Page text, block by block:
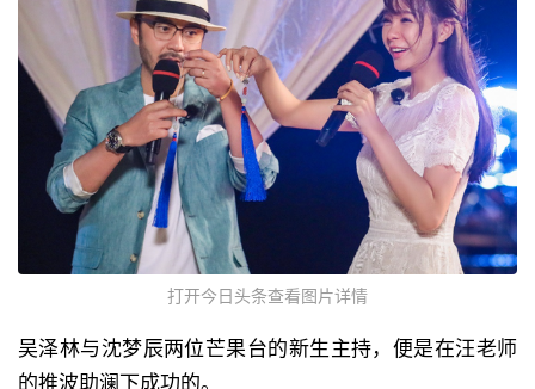
打开今日头条查看图片详情
吴泽林与沈梦辰两位芒果台的新生主持，便是在汪老师
的推波助澜下成功的。